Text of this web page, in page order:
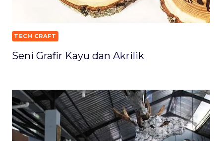
TECH CRAFT
Seni Grafir Kayu dan Akrilik